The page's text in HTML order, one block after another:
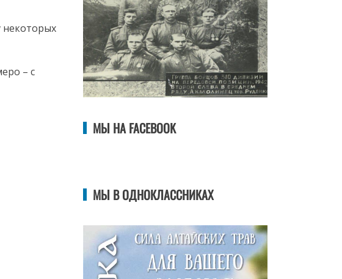
некоторых
– с
МЫ НА FACEBOOK
МЫ В ОДНОКЛАССНИКАХ